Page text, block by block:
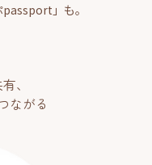
」も。
、
ながる